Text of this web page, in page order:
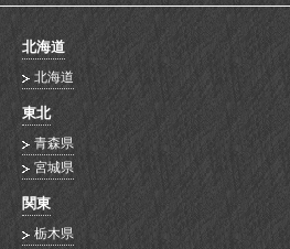
北海道
北海道
東北
青森県
宮城県
関東
栃木県